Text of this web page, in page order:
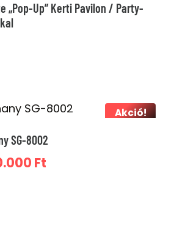
„Pop-Up” Kerti Pavilon / Party-
Akció!
SG-8002
Ft